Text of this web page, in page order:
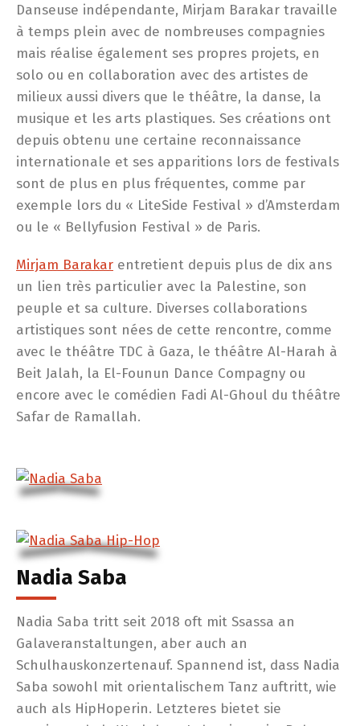
Danseuse indépendante, Mirjam Barakar travaille
à temps plein avec de nombreuses compagnies
mais réalise également ses propres projets, en
solo ou en collaboration avec des artistes de
milieux aussi divers que le théâtre, la danse, la
musique et les arts plastiques. Ses créations ont
depuis obtenu une certaine reconnaissance
internationale et ses apparitions lors de festivals
sont de plus en plus fréquentes, comme par
exemple lors du « LiteSide Festival » d’Amsterdam
ou le « Bellyfusion Festival » de Paris.
Mirjam Barakar entretient depuis plus de dix ans
un lien très particulier avec la Palestine, son
peuple et sa culture. Diverses collaborations
artistiques sont nées de cette rencontre, comme
avec le théâtre TDC à Gaza, le théâtre Al-Harah à
Beit Jalah, la El-Founun Dance Compagny ou
encore avec le comédien Fadi Al-Ghoul du théâtre
Safar de Ramallah.
Nadia Saba
Nadia Saba tritt seit 2018 oft mit Ssassa an
Galaveranstaltungen, aber auch an
Schulhauskonzertenauf. Spannend ist, dass Nadia
Saba sowohl mit orientalischem Tanz auftritt, wie
auch als HipHoperin. Letzteres bietet sie